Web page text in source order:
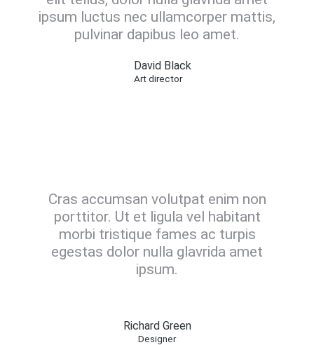
ipsum luctus nec ullamcorper mattis,
pulvinar dapibus leo amet.
David Black
Art director
Cras accumsan volutpat enim non
porttitor. Ut et ligula vel habitant
morbi tristique fames ac turpis
egestas dolor nulla glavrida amet
ipsum.
Richard Green
Designer